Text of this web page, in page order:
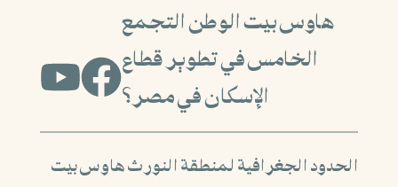
هاوس بيت الوطن التجمع
الخامس في تطوير قطاع
الإسكان في مصر؟
الحدود الجغرافية لمنطقة النورث هاوس بيت